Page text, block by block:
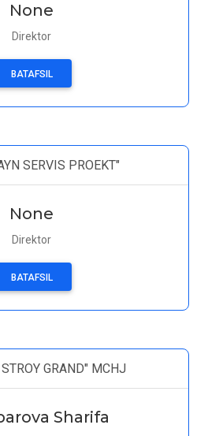
None
Direktor
BATAFSIL
SERVIS PROEKT"
None
Direktor
BATAFSIL
GRAND" MCHJ
Sharifa